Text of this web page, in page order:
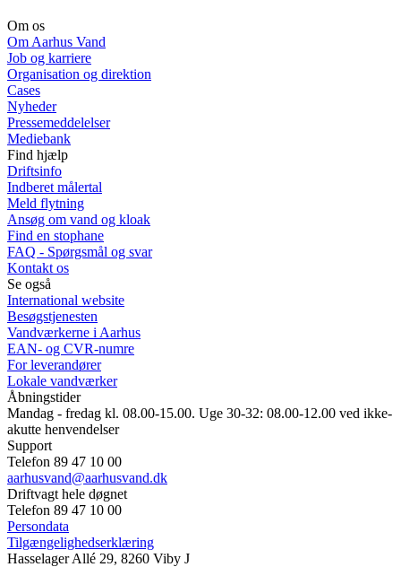
Om os
Om Aarhus Vand
Job og karriere
Organisation og direktion
Cases
Nyheder
Pressemeddelelser
Mediebank
Find hjælp
Driftsinfo
Indberet målertal
Meld flytning
Ansøg om vand og kloak
Find en stophane
FAQ - Spørgsmål og svar
Kontakt os
Se også
International website
Besøgstjenesten
Vandværkerne i Aarhus
EAN- og CVR-numre
For leverandører
Lokale vandværker
Åbningstider
Mandag - fredag kl. 08.00-15.00. Uge 30-32: 08.00-12.00 ved ikke-
akutte henvendelser
Support
Telefon 89 47 10 00
aarhusvand@aarhusvand.dk
Driftvagt hele døgnet
Telefon 89 47 10 00
Persondata
Tilgængelighedserklæring
Hasselager Allé 29, 8260 Viby J